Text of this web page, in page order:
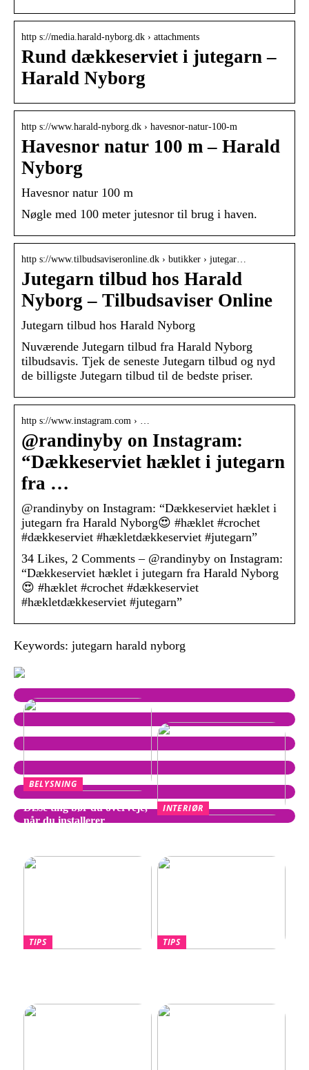
http s://media.harald-nyborg.dk › attachments
Rund dækkeserviet i jutegarn –
Harald Nyborg
http s://www.harald-nyborg.dk › havesnor-natur-100-m
Havesnor natur 100 m – Harald
Nyborg
Havesnor natur 100 m
Nøgle med 100 meter jutesnor til brug i haven.
http s://www.tilbudsaviseronline.dk › butikker › jutegar…
Jutegarn tilbud hos Harald
Nyborg – Tilbudsaviser Online
Jutegarn tilbud hos Harald Nyborg
Nuværende Jutegarn tilbud fra Harald Nyborg
tilbudsavis. Tjek de seneste Jutegarn tilbud og nyd
de billigste Jutegarn tilbud til de bedste priser.
http s://www.instagram.com › …
@randinyby on Instagram:
“Dækkeserviet hæklet i jutegarn
fra …
@randinyby on Instagram: “Dækkeserviet hæklet i
jutegarn fra Harald Nyborg😍 #hæklet #crochet
#dækkeserviet #hækletdækkeserviet #jutegarn”
34 Likes, 2 Comments – @randinyby on Instagram:
“Dækkeserviet hæklet i jutegarn fra Harald Nyborg
😍 #hæklet #crochet #dækkeserviet
#hækletdækkeserviet #jutegarn”
Keywords: jutegarn harald nyborg
BELYSNING
Disse ting bør du overveje,
når du installerer
INTERIØR
TIPS
TIPS